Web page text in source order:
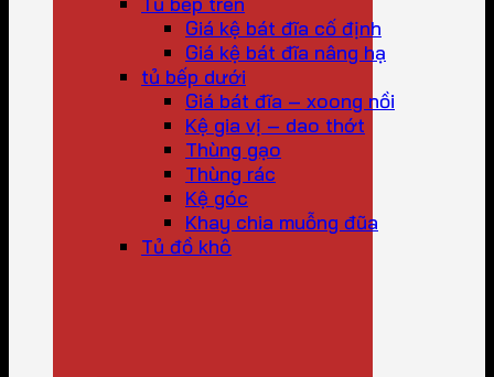
Giá kệ bát đĩa cố định
Giá kệ bát đĩa nâng hạ
tủ bếp dưới
Giá bát đĩa – xoong nồi
Kệ gia vị – dao thớt
Thùng gạo
Thùng rác
Kệ góc
Khay chia muỗng đũa
Tủ đồ khô